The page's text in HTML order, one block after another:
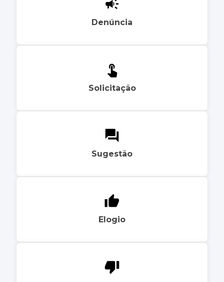
Denúncia
Solicitação
Sugestão
Elogio